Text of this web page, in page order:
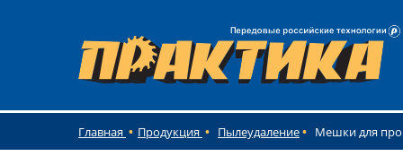
Главная Продукция Пылеудаление Мешки для